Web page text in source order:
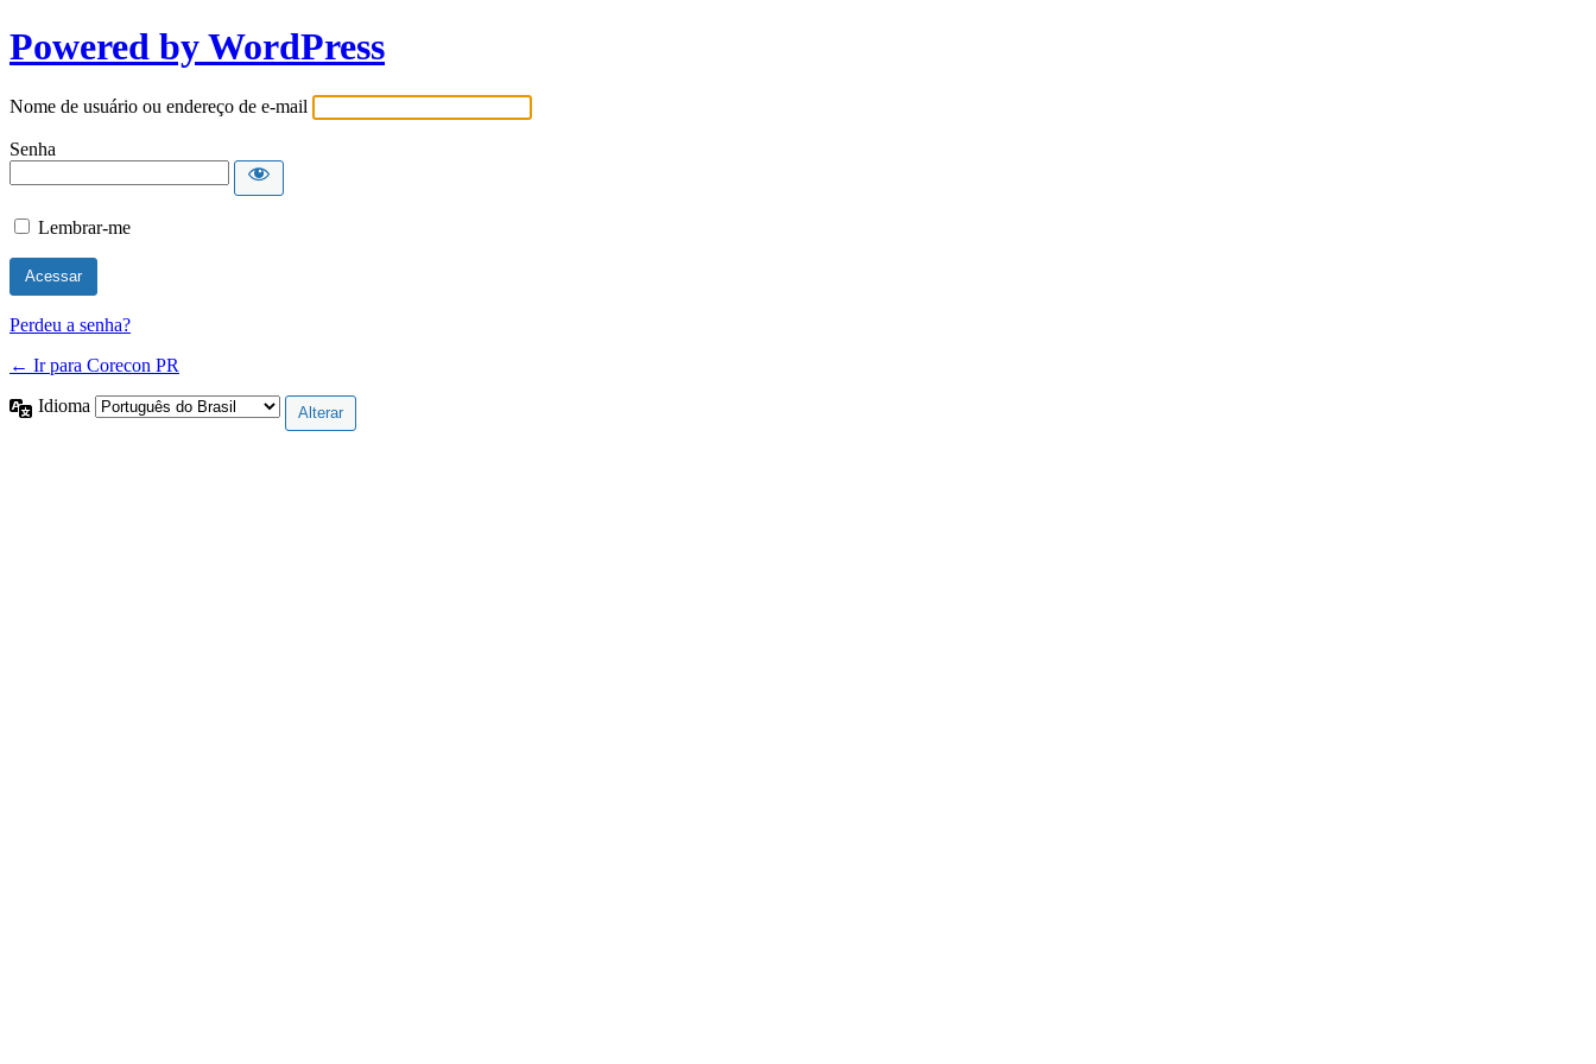
Powered by WordPress
Nome de usuário ou endereço de e-mail
Senha
Lembrar-me
Perdeu a senha?
← Ir para Corecon PR
Idioma